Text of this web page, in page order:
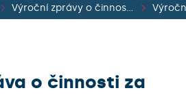
Výroční zprávy o činnosti, o hospodaření a rozpočet Univerzity Karlovy
o činnosti za